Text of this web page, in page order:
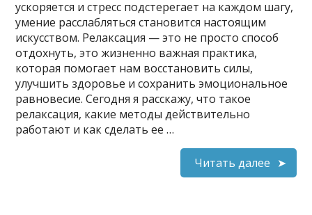
ускоряется и стресс подстерегает на каждом шагу,
умение расслабляться становится настоящим
искусством. Релаксация — это не просто способ
отдохнуть, это жизненно важная практика,
которая помогает нам восстановить силы,
улучшить здоровье и сохранить эмоциональное
равновесие. Сегодня я расскажу, что такое
релаксация, какие методы действительно
работают и как сделать ее …
Читать далее